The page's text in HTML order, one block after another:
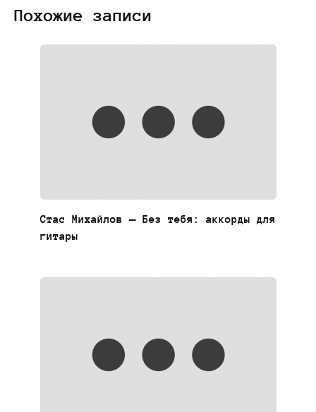
Похожие записи
Стас Михайлов — Без тебя: аккорды для
гитары